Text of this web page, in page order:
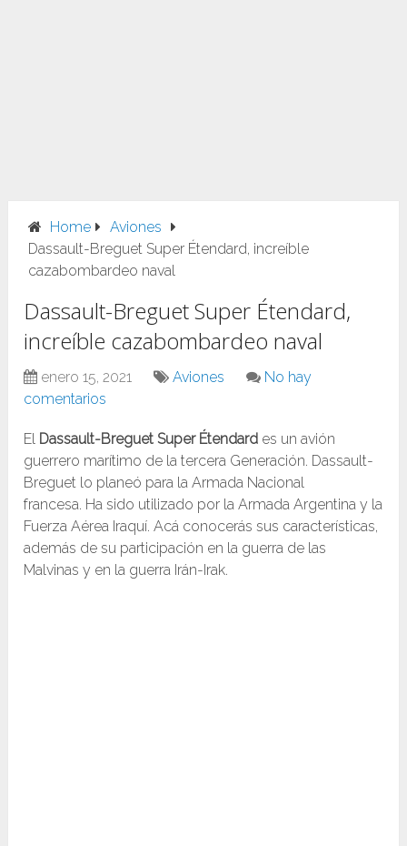
Home
Aviones
Dassault-Breguet Super Étendard, increíble
cazabombardeo naval
Dassault-Breguet Super Étendard,
increíble cazabombardeo naval
enero 15, 2021 Aviones
No hay
comentarios
El Dassault-Breguet Super Étendard es un avión
guerrero marítimo de la tercera Generación. Dassault-
Breguet lo planeó para la Armada Nacional
francesa. Ha sido utilizado por la Armada Argentina y la
Fuerza Aérea Iraquí. Acá conocerás sus características,
además de su participación en la guerra de las
Malvinas y en la guerra Irán-Irak.